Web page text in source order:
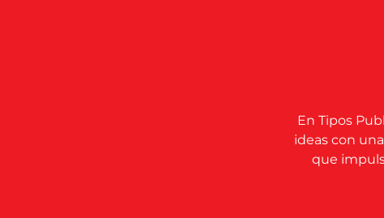
En Tipos
ideas con
que